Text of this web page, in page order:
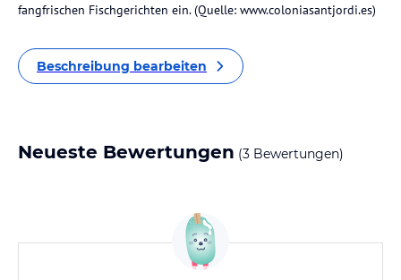
fangfrischen Fischgerichten ein. (Quelle: www.coloniasantjordi.es)
Beschreibung bearbeiten
Neueste Bewertungen (3 Bewertungen)